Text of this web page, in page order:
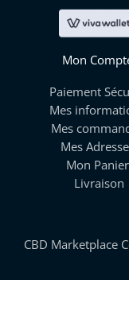
Mon
Paiement
Mes
Mes
Mes
Mon Panier
Livraison
CBD Marketplace